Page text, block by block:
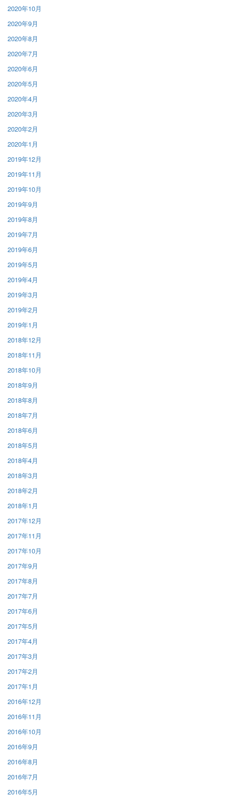
2020年10月
2020年9月
2020年8月
2020年7月
2020年6月
2020年5月
2020年4月
2020年3月
2020年2月
2020年1月
2019年12月
2019年11月
2019年10月
2019年9月
2019年8月
2019年7月
2019年6月
2019年5月
2019年4月
2019年3月
2019年2月
2019年1月
2018年12月
2018年11月
2018年10月
2018年9月
2018年8月
2018年7月
2018年6月
2018年5月
2018年4月
2018年3月
2018年2月
2018年1月
2017年12月
2017年11月
2017年10月
2017年9月
2017年8月
2017年7月
2017年6月
2017年5月
2017年4月
2017年3月
2017年2月
2017年1月
2016年12月
2016年11月
2016年10月
2016年9月
2016年8月
2016年7月
2016年5月